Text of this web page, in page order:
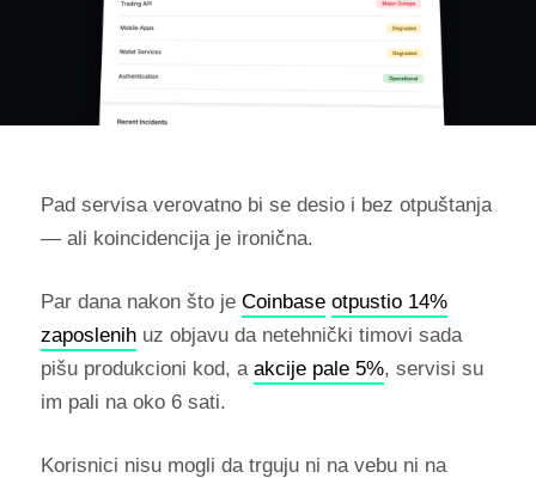
Pad servisa verovatno bi se desio i bez otpuštanja
— ali koincidencija je ironična.
Par dana nakon što je Coinbase otpustio 14%
zaposlenihuz objavu da netehnički timovi sada
pišu produkcioni kod, a akcije pale 5%, servisi su
im pali na oko 6 sati.
Korisnici nisu mogli da trguju ni na vebu ni na